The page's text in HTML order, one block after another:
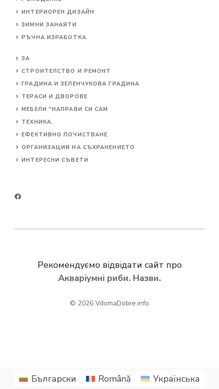
ИНТЕРИОРЕН ДИЗАЙН
ЗИМНИ ЗАНАЯТИ
РЪЧНА ИЗРАБОТКА
ЗА
СТРОИТЕЛСТВО И РЕМОНТ
ГРАДИНА И ЗЕЛЕНЧУКОВА ГРАДИНА
ТЕРАСИ И ДВОРОВЕ
МЕБЕЛИ "НАПРАВИ СИ САМ
ТЕХНИКА.
ЕФЕКТИВНО ПОЧИСТВАНЕ
ОРГАНИЗАЦИЯ НА СЪХРАНЕНИЕТО
ИНТЕРЕСНИ СЪВЕТИ
Рекомендуємо відвідати сайт про
Акваріумні риби. Назви.
© 2026 VdomaDobre.info
Български Română Українська